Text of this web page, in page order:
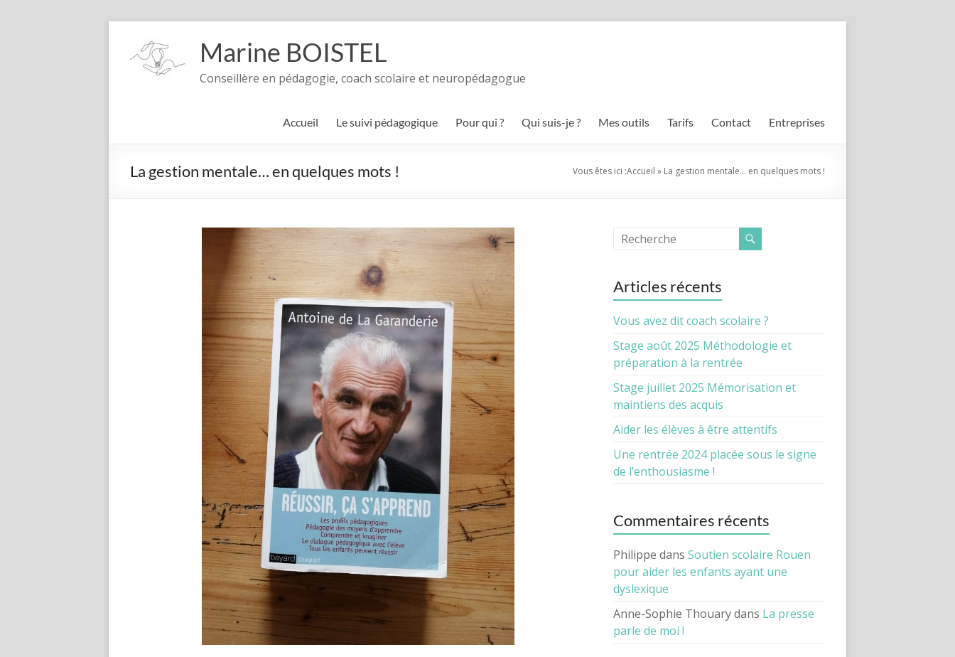
contenu
Marine BOISTEL
Conseillère en pédagogie, coach scolaire et neuropédagogue
Accueil Le suivi pédagogique Pour qui ? Qui suis-je ? Mes outils Tarifs Contact Entreprises
La gestion mentale… en quelques mots ! Vous êtes ici :Accueil » La gestion mentale… en quelques mots !
Articles récents
Vous avez dit coach scolaire ?
Stage août 2025 Méthodologie et
préparation à la rentrée
Stage juillet 2025 Mémorisation et
maintiens des acquis
Aider les élèves à être attentifs
Une rentrée 2024 placée sous le signe
de l’enthousiasme !
Commentaires récents
Philippe dans Soutien scolaire Rouen
pour aider les enfants ayant une
dyslexique
Anne-Sophie Thouarydans La presse
parle de moi !